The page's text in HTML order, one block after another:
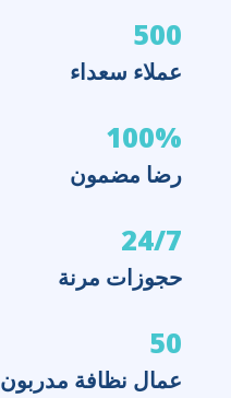
500
عملاء سعداء
100%
رضا مضمون
24/7
حجوزات مرنة
50
عمال نظافة مدربون